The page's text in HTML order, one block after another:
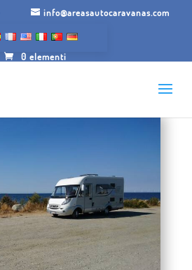
info@areasautocaravanas.com
0 elementi